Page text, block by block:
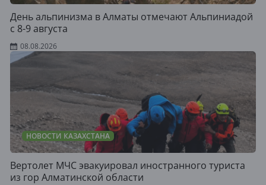
День альпинизма в Алматы отмечают Альпиниадой
с 8-9 августа
08.08.2026
НОВОСТИ КАЗАХСТАНА
Вертолет МЧС эвакуировал иностранного туриста
из гор Алматинской области